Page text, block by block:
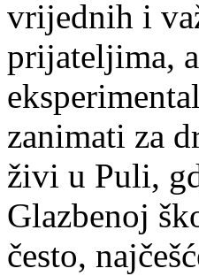
vrijednih i
prijateljima,
zanimati za
živi u Puli,
Glazbenoj
često,